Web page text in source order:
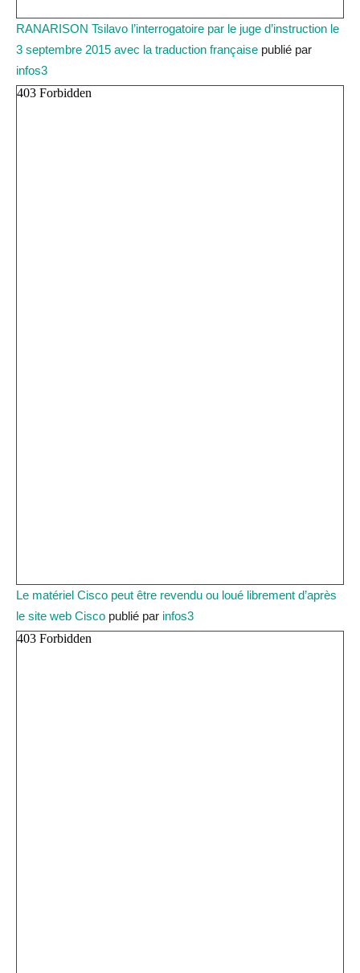
RANARISON Tsilavo l’interrogatoire par le juge d’instruction le
3 septembre 2015 avec la traduction française publié par
infos3
Le matériel Cisco peut être revendu ou loué librement d’après
le site web Cisco publié par infos3